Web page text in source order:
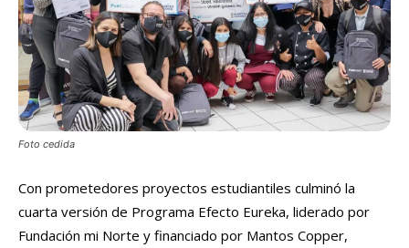
Foto cedida
Con prometedores proyectos estudiantiles culminó la
cuarta versión de Programa Efecto Eureka, liderado por
Fundación mi Norte y financiado por Mantos Copper,